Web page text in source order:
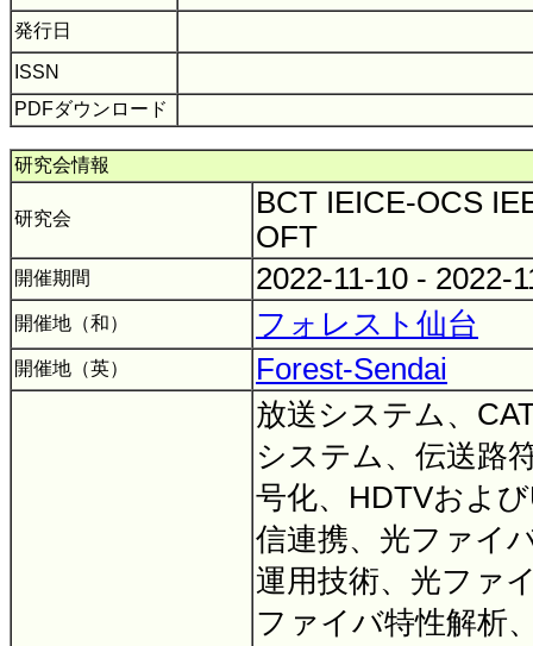
発行日
ISSN
PDFダウンロード
研究会情報
研究会
BCT IEICE-OCS
OFT
開催期間 2022-11-10 - 2022-
開催地（和） フォレスト仙台
開催地（英） Forest-Sendai
放送システム、
システム、伝送路
号化、HDTVおよ
信連携、光ファイ
運用技術、光ファ
ファイバ特性解析